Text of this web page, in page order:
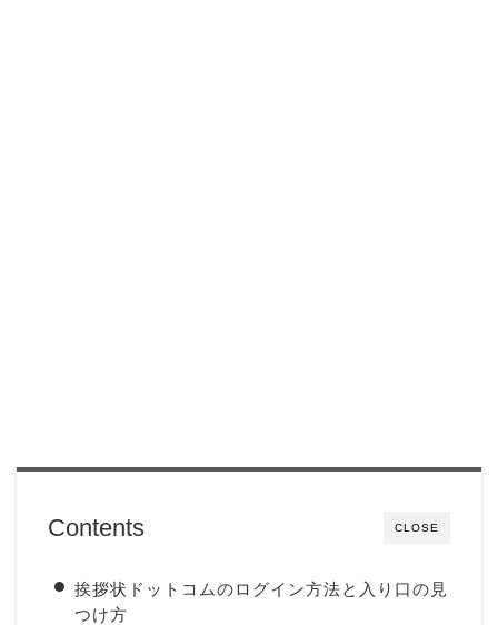
CLOSE
Contents
挨拶状ドットコムのログイン方法と入り口の見
つけ方